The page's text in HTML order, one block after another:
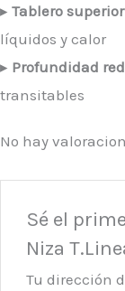
▸ Tablero
líquidos y calor
▸ Profundidad
transitables
No hay
Sé el
Niza
Tu dirección